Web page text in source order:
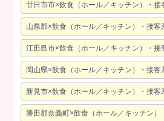
廿日市市×飲食（ホール／キッチン）・接
山県郡×飲食（ホール／キッチン）・接客
江田島市×飲食（ホール／キッチン）・接
岡山県×飲食（ホール／キッチン）・接客
新見市×飲食（ホール／キッチン）・接客
勝田郡奈義町×飲食（ホール／キッチン）